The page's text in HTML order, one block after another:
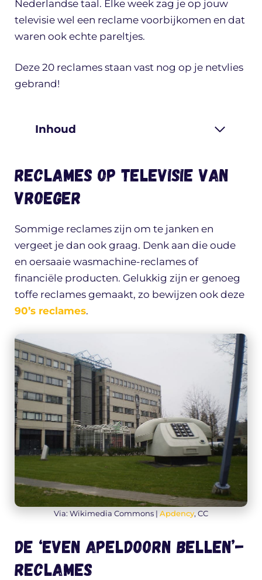
Nederlandse taal. Elke week zag je op jouw
televisie wel een reclame voorbijkomen en dat
waren ook echte pareltjes.
Deze 20 reclames staan vast nog op je netvlies
gebrand!
Inhoud
Reclames op televisie van
vroeger
Sommige reclames zijn om te janken en
vergeet je dan ook graag. Denk aan die oude
en oersaaie wasmachine-reclames of
financiële producten. Gelukkig zijn er genoeg
toffe reclames gemaakt, zo bewijzen ook deze
90’s reclames.
Via: Wikimedia Commons | Apdency, CC
De ‘Even Apeldoorn Bellen’-
reclames